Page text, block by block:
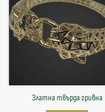
Златна твърда гривнa